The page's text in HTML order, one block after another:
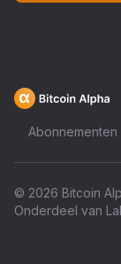
Abonnementen
© 2026 Bitcoin
Onderdeel van